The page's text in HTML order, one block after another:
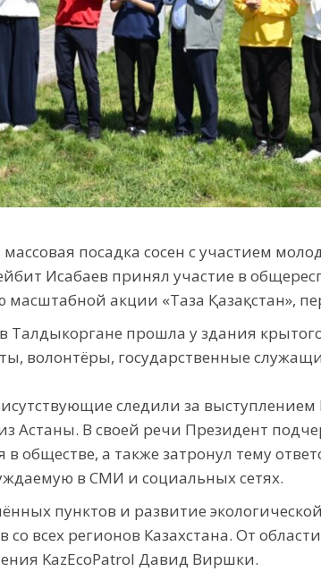
посадка сосен с участием
Исабаев принял участие в
акции «Таза Қазақстан»,
Талдыкоргане прошла у здания
волонтёры, государственные
следили за
Астаны. В своей речи Президент
в обществе, а также затронул тему
в СМИ и социальных сетях.
пунктов и развитие
со всех регионов Казахстана. От
KazEcoPatrol Давид Виршки.